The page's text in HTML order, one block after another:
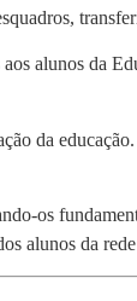
alunos da
da
os
alunos da